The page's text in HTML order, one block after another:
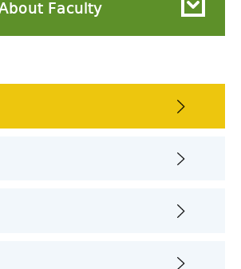
Faculty